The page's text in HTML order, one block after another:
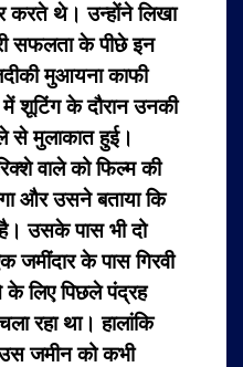
करते थे। उन्होंने लिखा
सफलता के पीछे इन
मुआयना काफी
शूटिंग के दौरान उनकी
से मुलाकात हुई।
वाले को फिल्म की
और उसने बताया कि
उसके पास भी दो
जमींदार के पास गिरवी
लिए पिछले पंद्रह
रहा था।हालांकि
जमीन को कभी